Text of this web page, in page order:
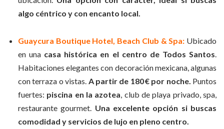
algo céntrico y con encanto local.
Guaycura Boutique Hotel, Beach Club & Spa: Ubicado
en una casa histórica en el centro de Todos Santos
Habitaciones elegantes con decoración mexicana, algunas
con terraza o vistas. A partir de 180 € por noche. Puntos
fuertes: piscina en la azotea , club de playa privado, spa,
restaurante gourmet. Una excelente opción si buscas
comodidad y servicios de lujo en pleno centro.